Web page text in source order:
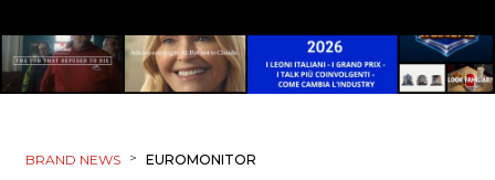
BRAND NEWS > EUROMONITOR